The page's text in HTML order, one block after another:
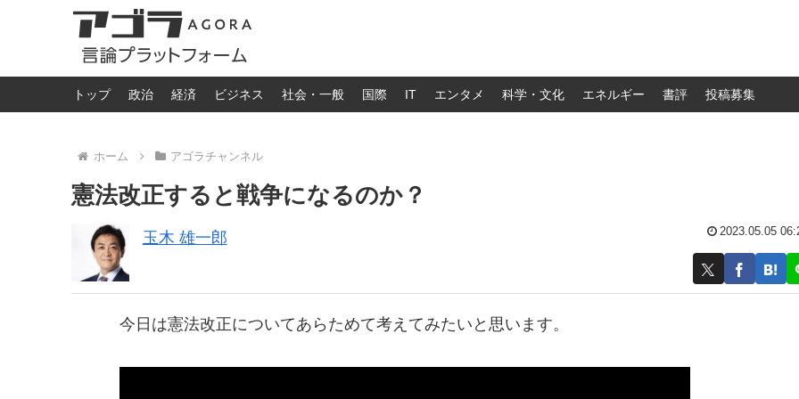
トップ 政治 経済 ビジネス 社会・一般 国際 IT エンタメ 科学・文化 エネルギー 書評 投稿募集
ホーム アゴラチャンネル
憲法改正すると戦争になるのか？
玉木 雄一郎 2023.05.05
今日は憲法改正についてあらためて考えてみたいと思います。